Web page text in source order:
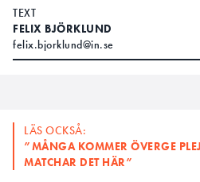
TEXT
FELIX BJÖRKLUND
felix.bjorklund@in.se
LÄS OCKSÅ:
”MÅNGA KOMMER ÖVERGE
MATCHAR DET HÄR”